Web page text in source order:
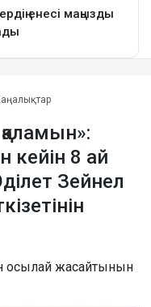
кейін 8 ай
Зейнел
осылай жасайтынын